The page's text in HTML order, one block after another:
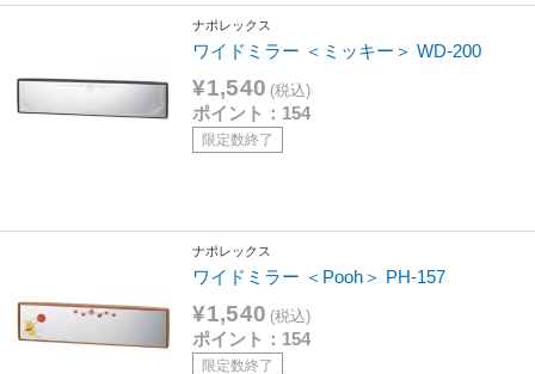
ナポレックス
ワイドミラー ＜ミッキー＞ WD-200
¥1,540 (税込)
ポイント：154
限定数終了
ナポレックス
ワイドミラー ＜Pooh＞ PH-157
¥1,540 (税込)
ポイント：154
限定数終了